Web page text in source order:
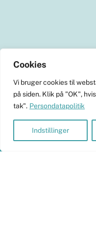
Cookies
Vi bruger cookies til
på siden. Klik på "OK",
tak". Persondatapolitik
Indstillinger
KlimaHub
Langøvej 13, 5900
skrivtil@klimahub.dk